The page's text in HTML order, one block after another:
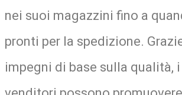
nei suoi magazzini fino a
pronti per la spedizione.
impegni di base sulla qualità,